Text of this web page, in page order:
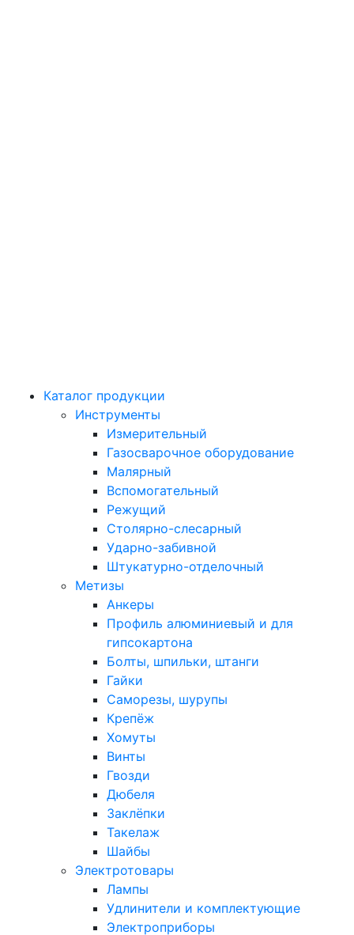
Каталог продукции
Инструменты
Измерительный
Газосварочное оборудование
Малярный
Вспомогательный
Режущий
Столярно-слесарный
Ударно-забивной
Штукатурно-отделочный
Метизы
Анкеры
Профиль алюминиевый и для
гипсокартона
Болты, шпильки, штанги
Гайки
Саморезы, шурупы
Крепёж
Хомуты
Винты
Гвозди
Дюбеля
Заклёпки
Такелаж
Шайбы
Электротовары
Лампы
Удлинители и комплектующие
Электроприборы